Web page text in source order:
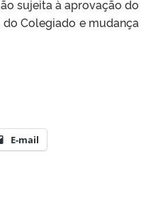
sujeita à aprovação do
do Colegiado e mudança
E-mail